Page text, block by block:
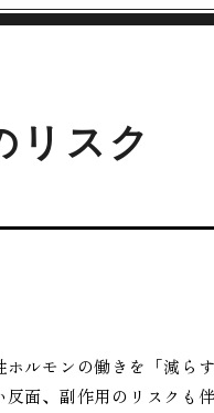
リスク
ルモンの働きを「減ら
面、副作用のリスクも